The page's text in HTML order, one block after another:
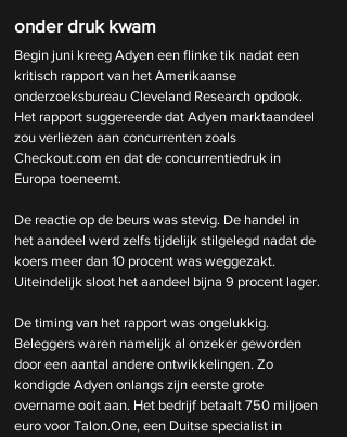
onder druk kwam
Begin juni kreeg Adyen een flinke tik nadat een
kritisch rapport van het Amerikaanse
onderzoeksbureau Cleveland Research opdook.
Het rapport suggereerde dat Adyen marktaandeel
zou verliezen aan concurrenten zoals
Checkout.com en dat de concurrentiedruk in
Europa toeneemt.
De reactie op de beurs was stevig. De handel in
het aandeel werd zelfs tijdelijk stilgelegd nadat de
koers meer dan 10 procent was weggezakt.
Uiteindelijk sloot het aandeel bijna 9 procent lager.
De timing van het rapport was ongelukkig.
Beleggers waren namelijk al onzeker geworden
door een aantal andere ontwikkelingen. Zo
kondigde Adyen onlangs zijn eerste grote
overname ooit aan. Het bedrijf betaalt 750 miljoen
euro voor Talon.One, een Duitse specialist in